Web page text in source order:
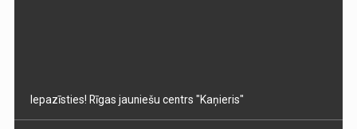
Iepazīsties! Rīgas jauniešu centrs "Kaņieris"